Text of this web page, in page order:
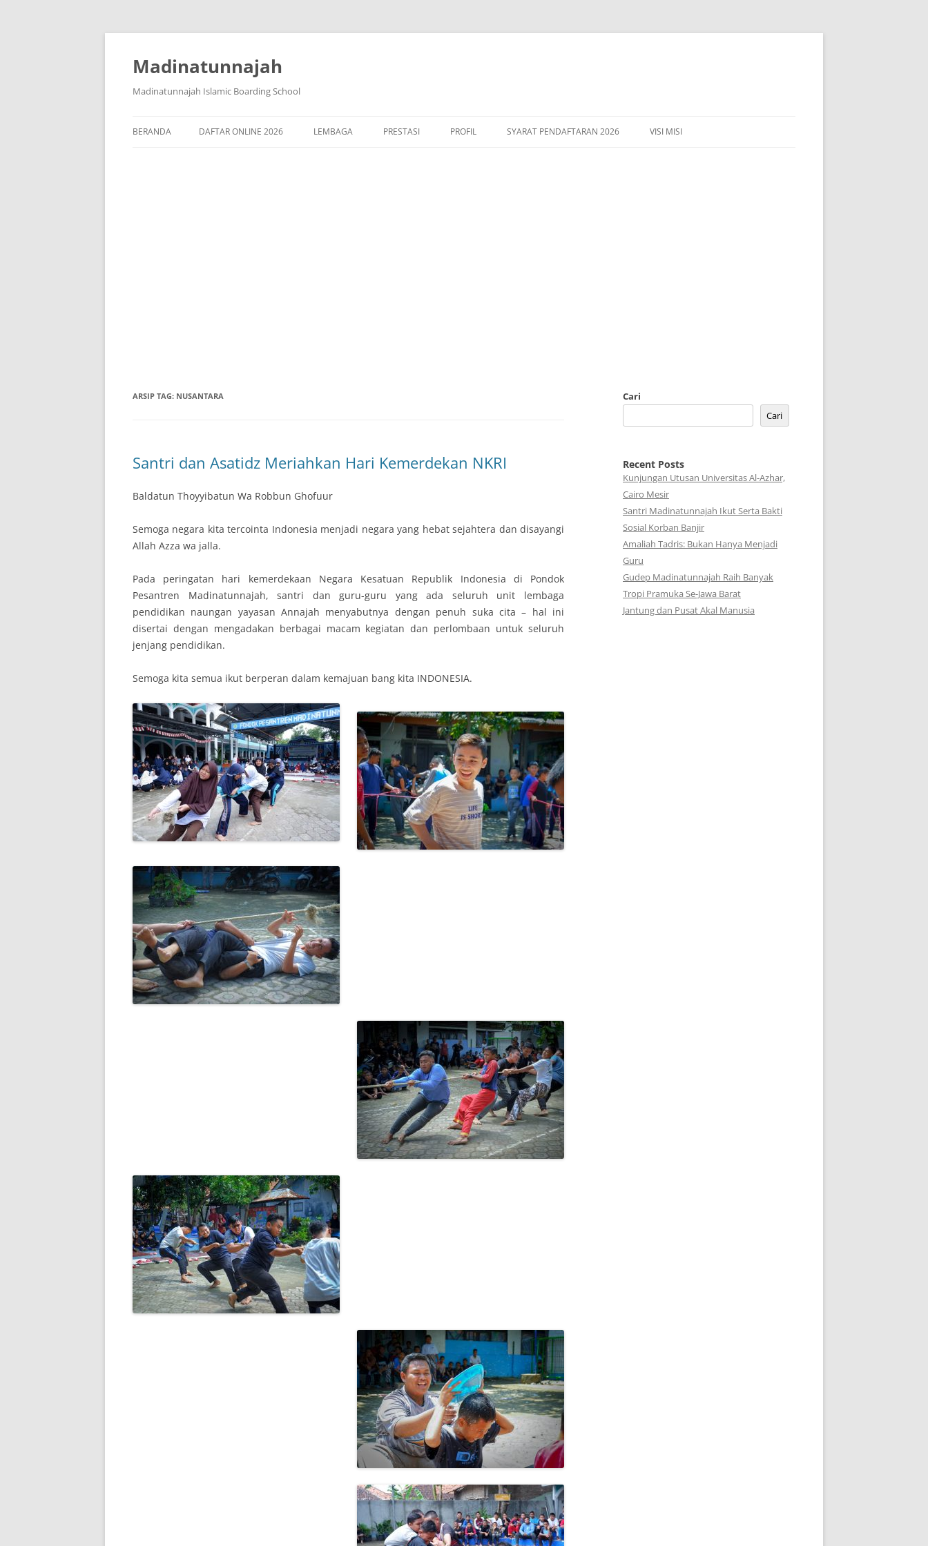
Langsung
Madinatunnajah
Madinatunnajah Islamic Boarding School
BERANDA DAFTAR ONLINE 2026 LEMBAGA PRESTASI PROFIL SYARAT PENDAFTARAN 2026 VISI MISI
ARSIP TAG: NUSANTARA
Santri dan Asatidz Meriahkan Hari Kemerdekan NKRI
Baldatun Thoyyibatun Wa Robbun Ghofuur
Semoga negara kita tercointa Indonesia menjadi negara yang hebat sejahtera dan disayangi
Allah Azza wa jalla.
Pada peringatan hari kemerdekaan Negara Kesatuan Republik Indonesia di Pondok
Pesantren Madinatunnajah, santri dan guru-guru yang ada seluruh unit lembaga
pendidikan naungan yayasan Annajah menyabutnya dengan penuh suka cita – hal ini
disertai dengan mengadakan berbagai macam kegiatan dan perlombaan untuk seluruh
jenjang pendidikan.
Semoga kita semua ikut berperan dalam kemajuan bang kita INDONESIA.
Cari
Cari
Recent Posts
Kunjungan Utusan Universitas Al-Azhar,
Cairo Mesir
Santri Madinatunnajah Ikut Serta Bakti
Sosial Korban Banjir
Amaliah Tadris: Bukan Hanya Menjadi
Guru
Gudep Madinatunnajah Raih Banyak
Tropi Pramuka Se-Jawa Barat
Jantung dan Pusat Akal Manusia